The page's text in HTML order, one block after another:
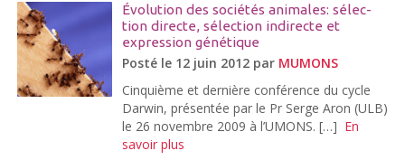
Évolu­tion des sociétés ani­males: sélec­
tion directe, sélec­tion indi­recte et
expres­sion géné­tique
Posté le 12 juin 2012 par MUMONS
Cinquième et dernière conférence du cycle
Darwin, présentée par le Pr Serge Aron (ULB)
le 26 novembre 2009 à l’UMONS. […] En
savoir plus